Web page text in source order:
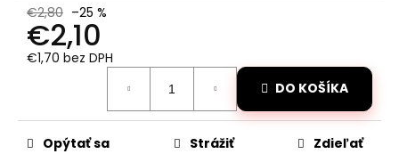
€2,80 –25 %
€2,10
€1,70 bez DPH
DO KOŠÍKA
Opýtať sa Strážiť Zdieľať
m
RC
DRIFTOVACIE